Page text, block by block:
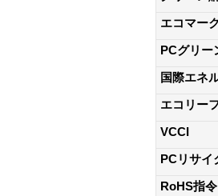
エコマーク
PCグリー
国際エネ
エコリー
VCCI
PCリサイ
RoHS指令